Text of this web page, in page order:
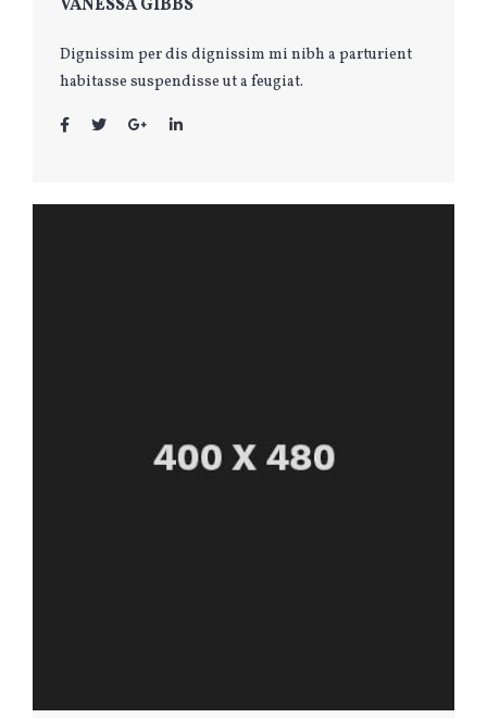
VANESSA GIBBS
Dignissim per dis dignissim mi nibh a parturient
habitasse suspendisse ut a feugiat.